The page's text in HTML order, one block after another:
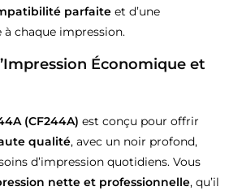
parfaite et d’une
chaque impression.
Économique et
(CF244A) est conçu pour offrir
qualité, avec un noir profond,
d’impression quotidiens. Vous
nette et professionnelle, qu’il